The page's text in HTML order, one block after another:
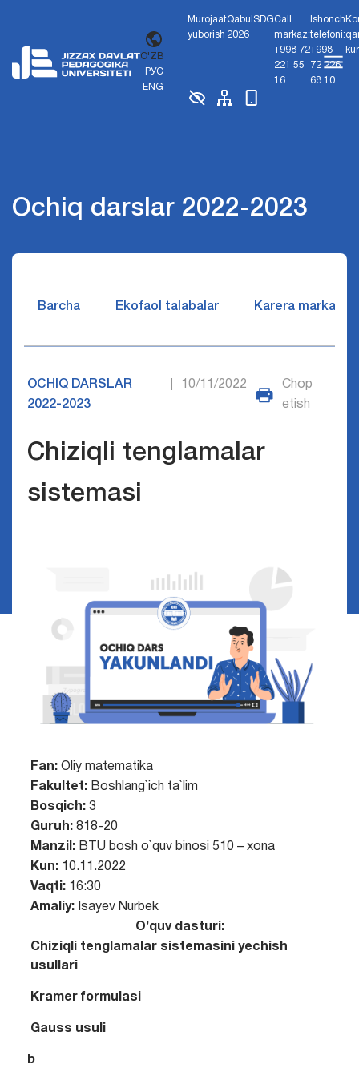
O'ZB
РУС
ENG
Murojaat
yuborish
Qabul
2026
SDGCall
markaz:
+998 72
221 55
16
Ishonch
telefoni:
+998
72 226
68 10
Ochiq darslar 2022-2023
Barcha Ekofaol talabalar Karera markazi
OCHIQ DARSLAR
2022-2023
10/11/2022
Chop
etish
Chiziqli tenglamalar
sistemasi
Fan: Oliy matematika
Fakultet:Boshlang`ich ta`lim
Bosqich:3
Guruh:818-20
Manzil:BTU bosh o`quv binosi 510 – xona
Kun: 10.11.2022
Vaqti:16:30
Amaliy:Isayev Nurbek
O’quv dasturi:
Chiziqli tenglamalar sistemasini yechish
usullari
Kramer formulasi
Gauss usuli
b